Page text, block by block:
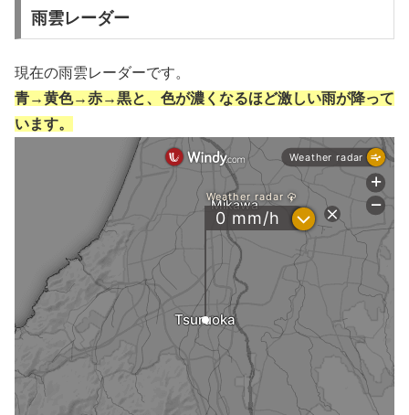
雨雲レーダー
現在の雨雲レーダーです。
青→黄色→赤→黒と、色が濃くなるほど激しい雨が降って
います。